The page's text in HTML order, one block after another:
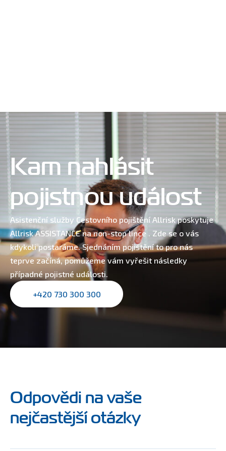
Kam nahlásit
pojistnou událost
Asistenční služby Cestovního pojištění Allrisk poskytuje
Allrisk ASSISTANCE na non-stop lince . Zde se o vás
kdykoli postaráme. Sjednáním pojištění to pro nás
teprve začíná, pomůžeme vám vyřešit následky
případné pojistné události.
+420 730 300 300
Odpovědi na vaše
nejčastější otázky